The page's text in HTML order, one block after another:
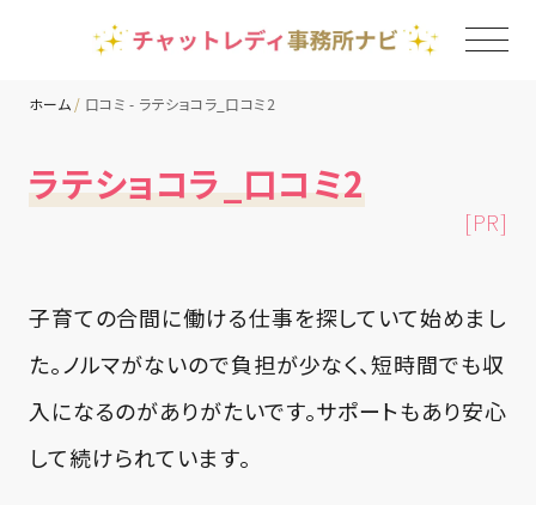
地域別ランキング
コラム
ホーム 口コミ - ラテショコラ_口コミ2
ラテショコラ_口コミ2
[PR]
子育ての合間に働ける仕事を探していて始めまし
た。ノルマがないので負担が少なく、短時間でも収
入になるのがありがたいです。サポートもあり安心
して続けられています。